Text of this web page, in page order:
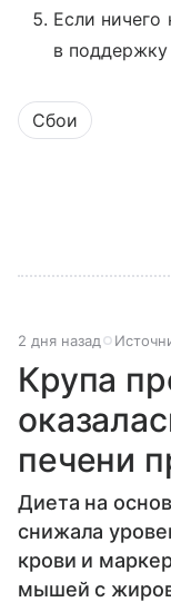
Если ничего
в
Сбои
2 дня назад
Крупа
печени
Диета на
снижала
крови и
мышей с